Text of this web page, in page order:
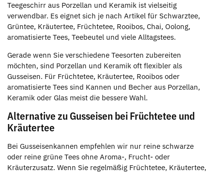
Teegeschirr aus Porzellan und Keramik ist vielseitig
verwendbar. Es eignet sich je nach Artikel für Schwarztee,
Grüntee, Kräutertee, Früchtetee, Rooibos, Chai, Oolong,
aromatisierte Tees, Teebeutel und viele Alltagstees.
Gerade wenn Sie verschiedene Teesorten zubereiten
möchten, sind Porzellan und Keramik oft flexibler als
Gusseisen. Für Früchtetee, Kräutertee, Rooibos oder
aromatisierte Tees sind Kannen und Becher aus Porzellan,
Keramik oder Glas meist die bessere Wahl.
Alternative zu Gusseisen bei Früchtetee und
Kräutertee
Bei Gusseisenkannen empfehlen wir nur reine schwarze
oder reine grüne Tees ohne Aroma-, Frucht- oder
Kräuterzusatz. Wenn Sie regelmäßig Früchtetee, Kräutertee,